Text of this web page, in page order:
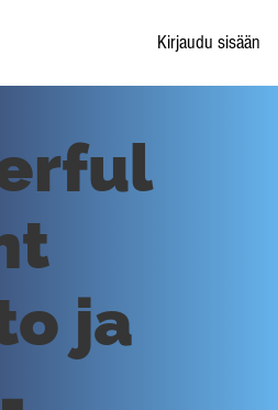
Kirjaudu sisään
ja